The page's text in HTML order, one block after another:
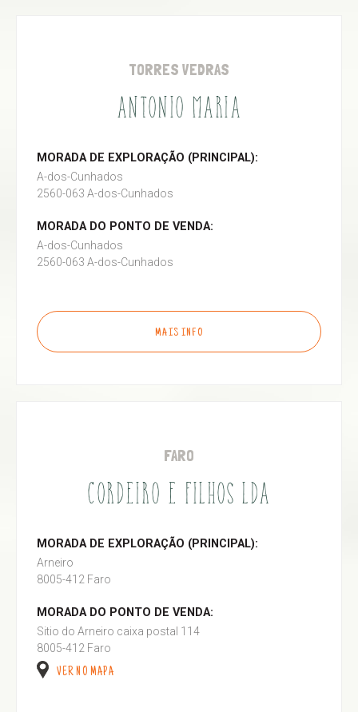
TORRES VEDRAS
ANTONIO MARIA
MORADA DE EXPLORAÇÃO (PRINCIPAL):
A-dos-Cunhados
2560-063 A-dos-Cunhados
MORADA DO PONTO DE VENDA:
A-dos-Cunhados
2560-063 A-dos-Cunhados
MAIS INFO
FARO
CORDEIRO E FILHOS LDA
MORADA DE EXPLORAÇÃO (PRINCIPAL):
Arneiro
8005-412 Faro
MORADA DO PONTO DE VENDA:
Sitio do Arneiro caixa postal 114
8005-412 Faro
VER NO MAPA